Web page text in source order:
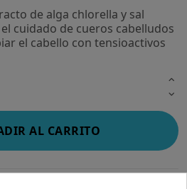
de alga chlorella y sal
cuidado de cueros cabelludos
el cabello con tensioactivos
AL CARRITO